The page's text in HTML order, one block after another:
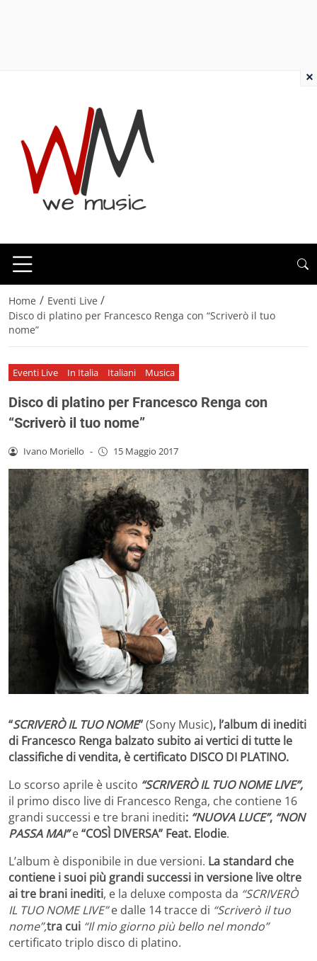
Home / Eventi Live /
Disco di platino per Francesco Renga con “Scriverò il tuo
nome”
Eventi Live In Italia Italiani Musica
Disco di platino per Francesco Renga con
“Scriverò il tuo nome”
Ivano Moriello - 15 Maggio 2017
“SCRIVERÒ IL TUO NOME”(Sony Music), l’album di inediti
di Francesco Renga balzato subito ai vertici di tutte le
classifiche di vendita, è certificato DISCO DI PLATINO.
Lo scorso aprile è uscito “SCRIVERÒ IL TUO NOME LIVE”,
il primo disco live di Francesco Renga, che contiene 16
grandi successi e tre brani inediti: “NUOVA LUCE”, “NON
PASSA MAI”e“COSÌ DIVERSA” Feat. Elodie.
L’album è disponibile in due versioni. La standard che
contiene i suoi più grandi successi in versione live oltre
ai tre brani inediti, e la deluxe composta da “SCRIVERÒ
IL TUO NOME LIVE”e dalle 14 tracce di “Scriverò il tuo
nome”,tra cui “Il mio giorno più bello nel mondo”
certificato triplo disco di platino.
×